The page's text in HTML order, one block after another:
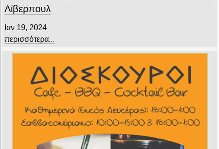
Λίβερπουλ
Ιαν 19, 2024
περισσότερα...